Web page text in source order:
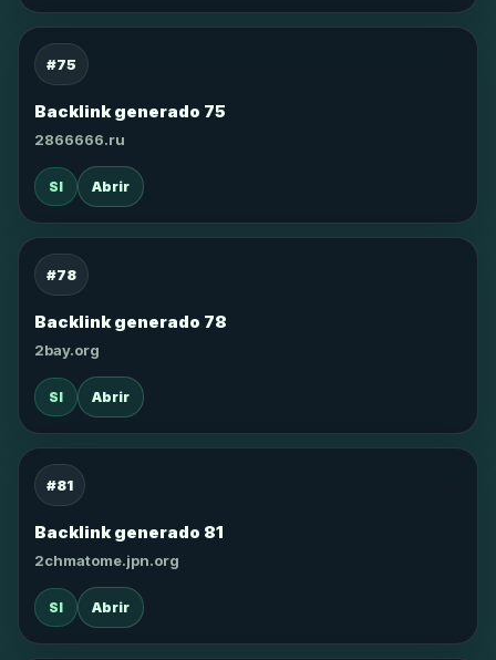
#75
Backlink generado 75
2866666.ru
SI Abrir
#78
Backlink generado 78
2bay.org
SI Abrir
#81
Backlink generado 81
2chmatome.jpn.org
SI Abrir